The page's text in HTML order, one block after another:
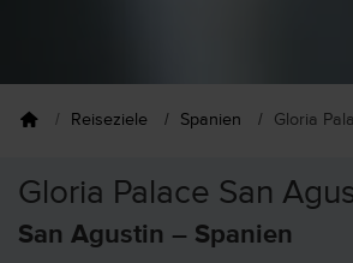
Reiseziele Spanien Gloria
Gloria Palace San
San Agustin – Spanien